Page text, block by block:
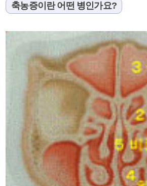
축농증이란 어떤 병인가요?